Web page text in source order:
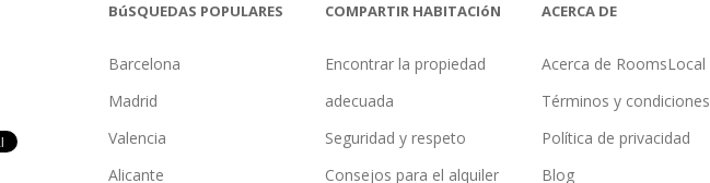
BúSQUEDAS POPULARES
Barcelona
Madrid
Valencia
Alicante
COMPARTIR HABITACIóN
Encontrar la propiedad
adecuada
Seguridad y respeto
Consejos para el alquiler
ACERCA DE
Acerca de RoomsLocal
Términos y condiciones
Política de privacidad
Blog